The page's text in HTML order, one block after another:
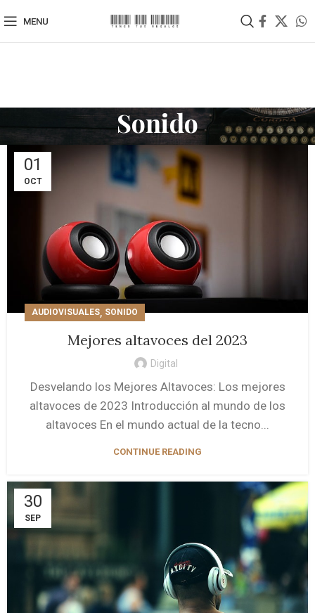
MENU
Sonido
01
OCT
AUDIOVISUALES, SONIDO
Mejores altavoces del 2023
Digital
Desvelando los Mejores Altavoces: Los mejores
altavoces de 2023 Introducción al mundo de los
altavoces En el mundo actual de la tecno...
CONTINUE READING
30
SEP